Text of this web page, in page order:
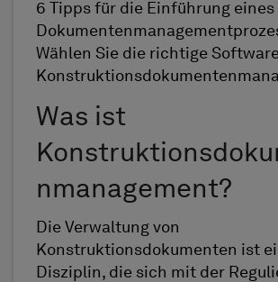
6 Tipps für die Einführung eines
Wählen Sie die richtige
Was ist
nmanagement?
Die Verwaltung von
Konstruktionsdokumenten ist
Disziplin, die sich mit der